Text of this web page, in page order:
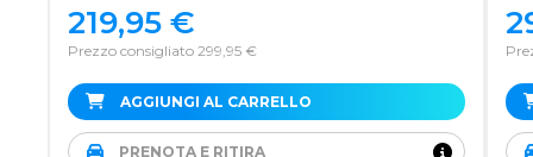
Prezzo consigliato 299,95 €
219,95 €
AGGIUNGI AL CARRELLO
PRENOTA E RITIRA